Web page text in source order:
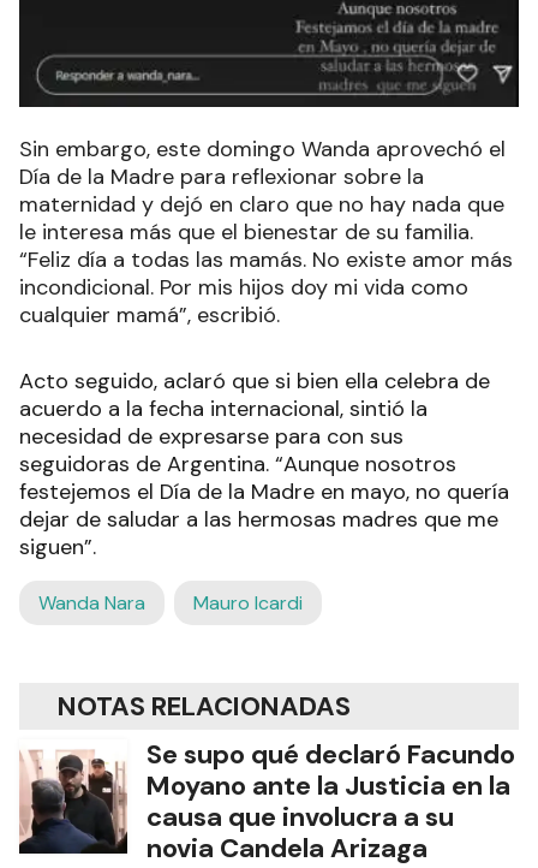
Sin embargo, este domingo Wanda aprovechó el
Día de la Madre para reflexionar sobre la
maternidad y dejó en claro que no hay nada que
le interesa más que el bienestar de su familia.
“Feliz día a todas las mamás. No existe amor más
incondicional. Por mis hijos doy mi vida como
cualquier mamá”, escribió.
Acto seguido, aclaró que si bien ella celebra de
acuerdo a la fecha internacional, sintió la
necesidad de expresarse para con sus
seguidoras de Argentina. “Aunque nosotros
festejemos el Día de la Madre en mayo, no quería
dejar de saludar a las hermosas madres que me
siguen”.
Wanda Nara Mauro Icardi
NOTAS RELACIONADAS
Se supo qué declaró Facundo
Moyano ante la Justicia en la
causa que involucra a su
novia Candela Arizaga